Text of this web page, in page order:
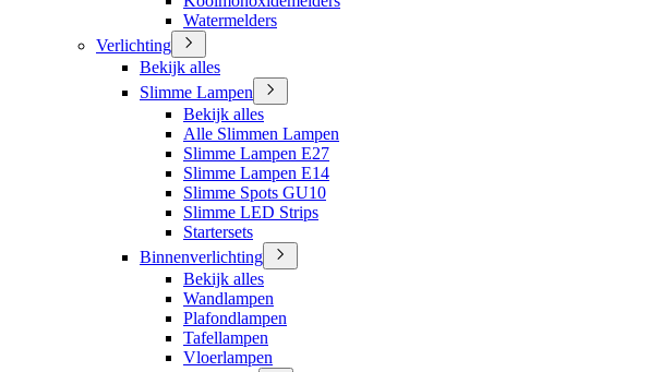
Watermelders
Verlichting
Bekijk alles
Slimme Lampen
Bekijk alles
Alle Slimmen Lampen
Slimme Lampen E27
Slimme Lampen E14
Slimme Spots GU10
Slimme LED Strips
Startersets
Binnenverlichting
Bekijk alles
Wandlampen
Plafondlampen
Tafellampen
Vloerlampen